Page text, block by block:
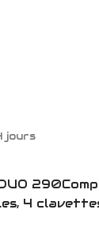
jours
4